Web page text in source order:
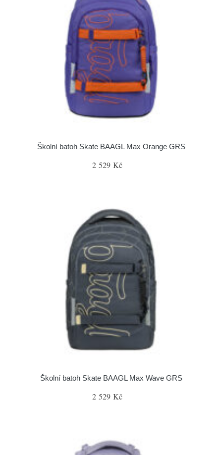
Školní batoh Skate BAAGL Max Orange GRS
2 529 Kč
Školní batoh Skate BAAGL Max Wave GRS
2 529 Kč